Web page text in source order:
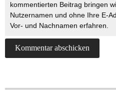
kommentierten Beitrag bringen
Nutzernamen und ohne Ihre E-
Vor- und Nachnamen erfahren.